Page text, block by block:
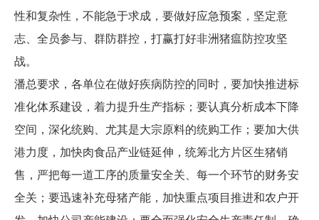
性和复杂性，不能急于求成，要做好应急预案，坚定意
志、全员参与、群防群控，打赢打好非洲猪瘟防控攻坚
战。
潘总要求，各单位在做好疾病防控的同时，要加快推进标
准化体系建设，着力提升生产指标；要认真分析成本下降
空间，深化统购、尤其是大宗原料的统购工作；要加大供
港力度，加快肉食品产业链延伸，统筹北方片区生猪销
售，严把每一道工序的质量安全关、每一个环节的财务安
全关；要迅速补充母猪产能，加快重点项目推进和农户开